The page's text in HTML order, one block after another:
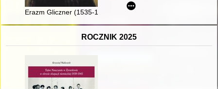
Erazm Gliczner (1535-1603) : przywódca polskiego
ROCZNIK 2025